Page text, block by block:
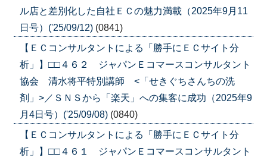
ル店と差別化した自社ＥＣの魅力満載（2025年9月11
日号）('25/09/12) (0841)
【ＥＣコンサルタントによる「勝手にＥＣサイト分
析」】□□４６２ ジャパンＥコマースコンサルタント
協会 清水将平特別講師 <「せきぐちさんちの洗
剤」>／ＳＮＳから「楽天」への集客に成功（2025年9
月4日号）('25/09/08) (0840)
【ＥＣコンサルタントによる「勝手にＥＣサイト分
析」】□□４６１ ジャパンＥコマースコンサルタント